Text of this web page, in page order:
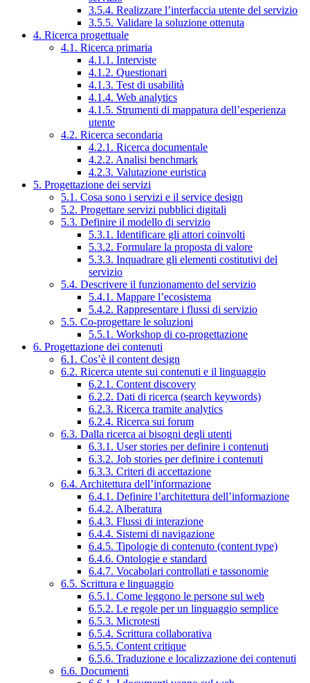
3.5.4. Realizzare l’interfaccia utente del servizio
3.5.5. Validare la soluzione ottenuta
4. Ricerca progettuale
4.1. Ricerca primaria
4.1.1. Interviste
4.1.2. Questionari
4.1.3. Test di usabilità
4.1.4. Web analytics
4.1.5. Strumenti di mappatura dell’esperienza
utente
4.2. Ricerca secondaria
4.2.1. Ricerca documentale
4.2.2. Analisi benchmark
4.2.3. Valutazione euristica
5. Progettazione dei servizi
5.1. Cosa sono i servizi e il service design
5.2. Progettare servizi pubblici digitali
5.3. Definire il modello di servizio
5.3.1. Identificare gli attori coinvolti
5.3.2. Formulare la proposta di valore
5.3.3. Inquadrare gli elementi costitutivi del
servizio
5.4. Descrivere il funzionamento del servizio
5.4.1. Mappare l’ecosistema
5.4.2. Rappresentare i flussi di servizio
5.5. Co-progettare le soluzioni
5.5.1. Workshop di co-progettazione
6. Progettazione dei contenuti
6.1. Cos’è il content design
6.2. Ricerca utente sui contenuti e il linguaggio
6.2.1. Content discovery
6.2.2. Dati di ricerca (search keywords)
6.2.3. Ricerca tramite analytics
6.2.4. Ricerca sui forum
6.3. Dalla ricerca ai bisogni degli utenti
6.3.1. User stories per definire i contenuti
6.3.2. Job stories per definire i contenuti
6.3.3. Criteri di accettazione
6.4. Architettura dell’informazione
6.4.1. Definire l’architettura dell’informazione
6.4.2. Alberatura
6.4.3. Flussi di interazione
6.4.4. Sistemi di navigazione
6.4.5. Tipologie di contenuto (content type)
6.4.6. Ontologie e standard
6.4.7. Vocabolari controllati e tassonomie
6.5. Scrittura e linguaggio
6.5.1. Come leggono le persone sul web
6.5.2. Le regole per un linguaggio semplice
6.5.3. Microtesti
6.5.4. Scrittura collaborativa
6.5.5. Content critique
6.5.6. Traduzione e localizzazione dei contenuti
6.6. Documenti